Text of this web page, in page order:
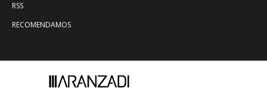
RSS
RECOMENDAMOS